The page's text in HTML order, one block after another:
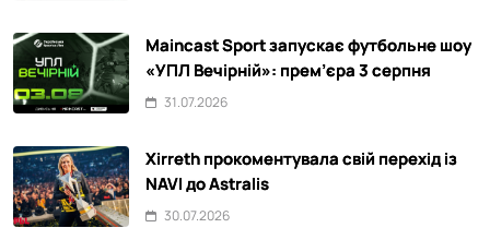
Maincast Sport запускає футбольне шоу
«УПЛ Вечірній»: прем’єра 3 серпня
31.07.2026
Xirreth прокоментувала свій перехід із
NAVI до Astralis
30.07.2026